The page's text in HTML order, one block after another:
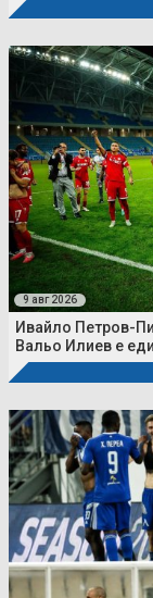
9 авг 2026
Ивайло Петров-
Вальо Илиев е